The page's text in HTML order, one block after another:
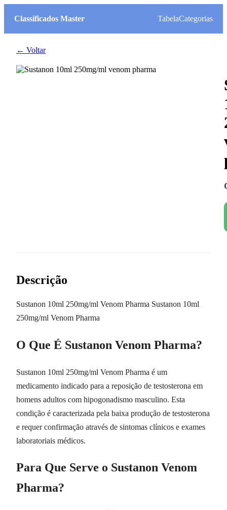
Classificados Master TabelaCategorias
← Voltar
Descrição
Sustanon 10ml 250mg/ml Venom Pharma Sustanon 10ml
250mg/ml Venom Pharma
O Que É Sustanon Venom Pharma?
Sustanon 10ml 250mg/ml Venom Pharma é um
medicamento indicado para a reposição de testosterona em
homens adultos com hipogonadismo masculino. Esta
condição é caracterizada pela baixa produção de testosterona
e requer confirmação através de sintomas clínicos e exames
laboratoriais médicos.
Para Que Serve o Sustanon Venom
Pharma?